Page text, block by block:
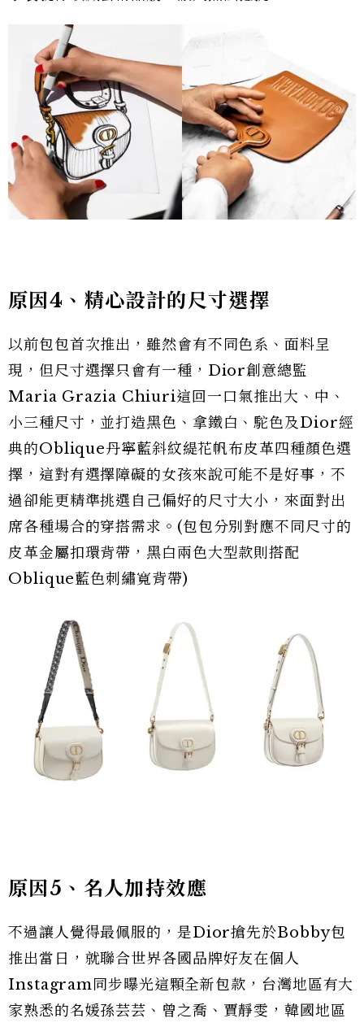
原因4、精心設計的尺寸選擇
以前包包首次推出，雖然會有不同色系、面料呈
現，但尺寸選擇只會有一種，Dior創意總監
Maria Grazia Chiuri這回一口氣推出大、中、
小三種尺寸，並打造黑色、拿鐵白、駝色及Dior經
典的Oblique丹寧藍斜紋緹花帆布皮革四種顏色選
擇，這對有選擇障礙的女孩來說可能不是好事，不
過卻能更精準挑選自己偏好的尺寸大小，來面對出
席各種場合的穿搭需求。(包包分別對應不同尺寸的
皮革金屬扣環背帶，黑白兩色大型款則搭配
Oblique藍色刺繡寬背帶)
原因5、名人加持效應
不過讓人覺得最佩服的，是Dior搶先於Bobby包
推出當日，就聯合世界各國品牌好友在個人
Instagram同步曝光這顆全新包款，台灣地區有大
家熟悉的名媛孫芸芸、曾之喬、賈靜雯，韓國地區